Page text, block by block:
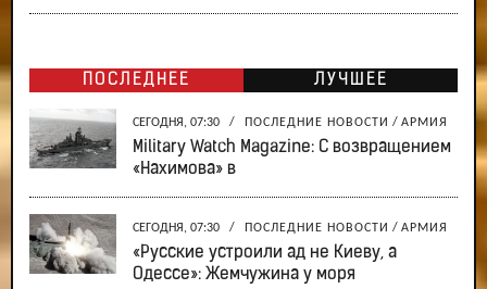
ПОСЛЕДНЕЕ ЛУЧШЕЕ
СЕГОДНЯ, 07:30 / ПОСЛЕДНИЕ НОВОСТИ / АРМИЯ
Military Watch Magazine: С возвращением
«Нахимова» в
СЕГОДНЯ, 07:30 / ПОСЛЕДНИЕ НОВОСТИ / АРМИЯ
«Русские устроили ад не Киеву, а
Одессе»: Жемчужина у моря